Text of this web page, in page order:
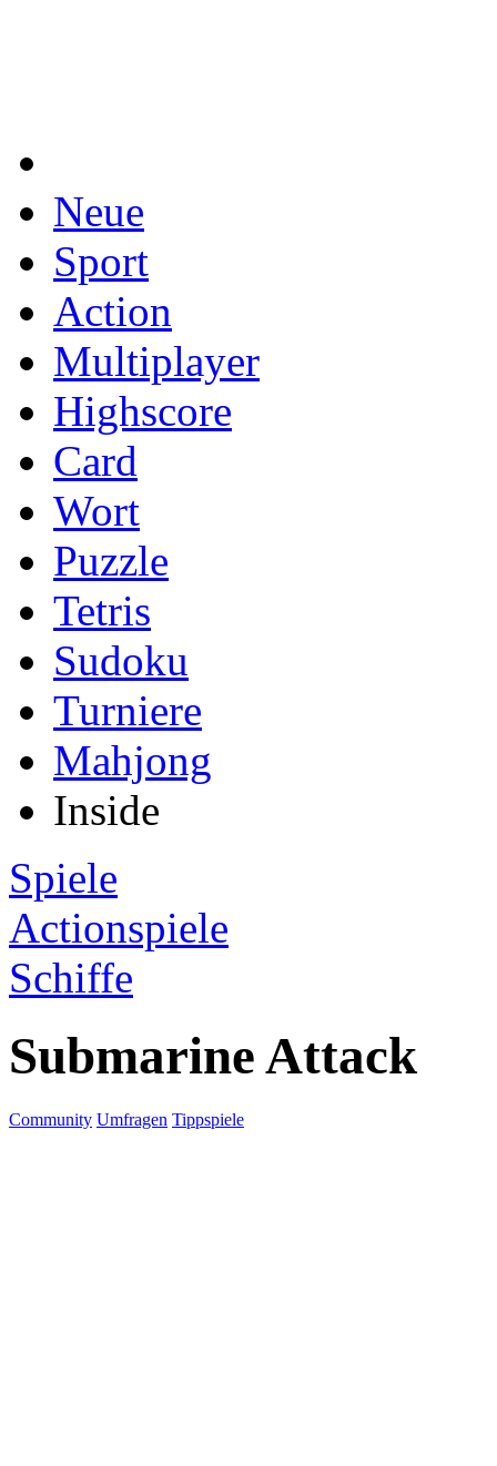
Neue
Sport
Action
Multiplayer
Highscore
Card
Wort
Puzzle
Tetris
Sudoku
Turniere
Mahjong
Inside
Spiele
Actionspiele
Schiffe
Submarine Attack
Community Umfragen Tippspiele